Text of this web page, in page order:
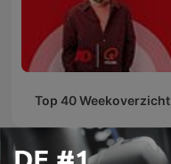
Top 40 Weekoverzicht